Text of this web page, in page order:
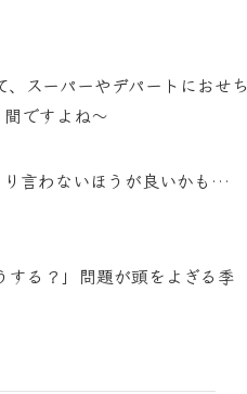
スーパーやデパートにおせち
ですよね～
言わないほうが良いかも…
する？」問題が頭をよぎる季